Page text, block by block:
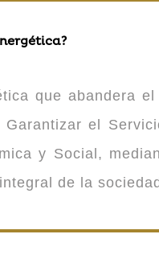
que abandera
Garantizar el
y Social,
de la